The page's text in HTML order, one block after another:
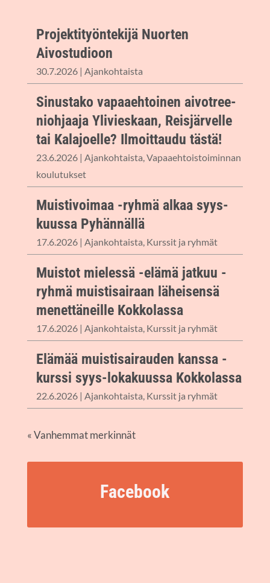
Pro­jek­ti­työn­te­ki­jä Nuor­ten
Aivostudioon
30.7.2026| Ajan­koh­tais­ta
Sinus­ta­ko vapaa­eh­toi­nen aivot­ree­
nioh­jaa­ja Yli­vies­kaan, Reis­jär­vel­le
tai Kala­joel­le? Ilmoit­tau­du tästä!
23.6.2026| Ajan­koh­tais­ta,Vapaa­eh­tois­toi­min­nan
koulutukset
Muis­ti­voi­maa -ryh­mä alkaa syys­
kuus­sa Pyhännällä
17.6.2026| Ajan­koh­tais­ta, Kurs­sit ja ryhmät
Muis­tot mie­les­sä -elä­mä jat­kuu -
ryh­mä muis­ti­sai­raan lähei­sen­sä
menet­tä­neil­le Kokkolassa
17.6.2026| Ajan­koh­tais­ta, Kurs­sit ja ryhmät
Elä­mää muis­ti­sai­rau­den kans­sa -
kurs­si syys-loka­­kuus­­sa Kokkolassa
22.6.2026| Ajan­koh­tais­ta, Kurs­sit ja ryhmät
« Van­hem­mat merkinnät
Face­book